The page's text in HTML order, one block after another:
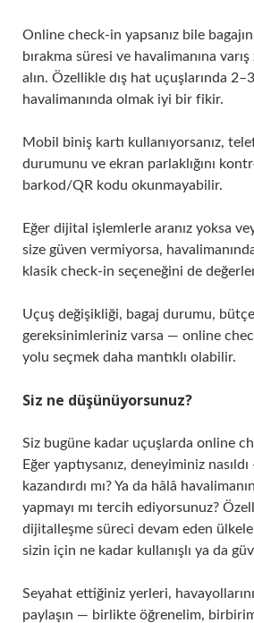
Online check‑in yapsanız bile
bırakma süresi ve havalimanına varış
alın. Özellikle dış hat uçuşlarında
havalimanında olmak iyi bir fikir.
Mobil biniş kartı kullanıyorsanız,
durumunu ve ekran parlaklığını
barkod/QR kodu okunmayabilir.
Eğer dijital işlemlerle aranız yoksa
size güven vermiyorsa,
klasik check‑in seçeneğini de
Uçuş değişikliği, bagaj durumu, bütçe
gereksinimleriniz varsa — online
yolu seçmek daha mantıklı olabilir.
Siz ne düşünüyorsunuz?
Siz bugüne kadar uçuşlarda online
Eğer yaptıysanız, deneyiminiz
kazandırdı mı? Ya da hâlâ
yapmayı mı tercih ediyorsunuz?
dijitalleşme süreci devam eden
sizin için ne kadar kullanışlı ya da
Seyahat ettiğiniz yerleri,
paylaşın — birlikte öğrenelim,